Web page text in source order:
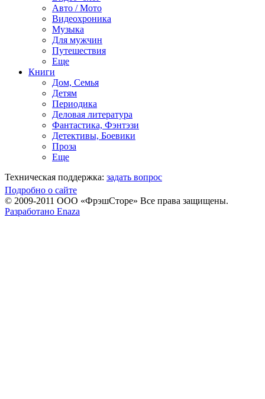
Авто / Мото
Видеохроника
Музыка
Для мужчин
Путешествия
Еще
Книги
Дом, Семья
Детям
Периодика
Деловая литература
Фантастика, Фэнтэзи
Детективы, Боевики
Проза
Еще
Техническая поддержка: задать вопрос
Подробно о сайте
© 2009-2011 ООО «ФрэшСторе» Все права защищены.
Разработано Enaza